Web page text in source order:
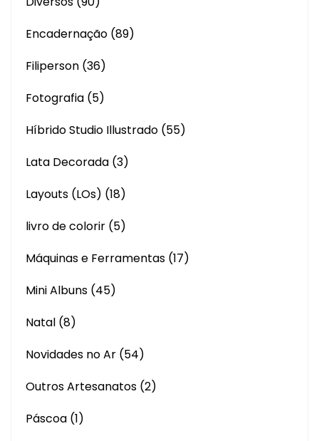
Encadernação (89)
Filiperson (36)
Fotografia (5)
Híbrido Studio Illustrado (55)
Lata Decorada (3)
Layouts (LOs) (18)
livro de colorir (5)
Máquinas e Ferramentas (17)
Mini Albuns (45)
Natal (8)
Novidades no Ar (54)
Outros Artesanatos (2)
Páscoa (1)